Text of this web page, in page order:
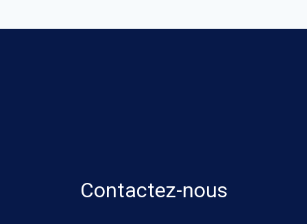
Contactez-nous